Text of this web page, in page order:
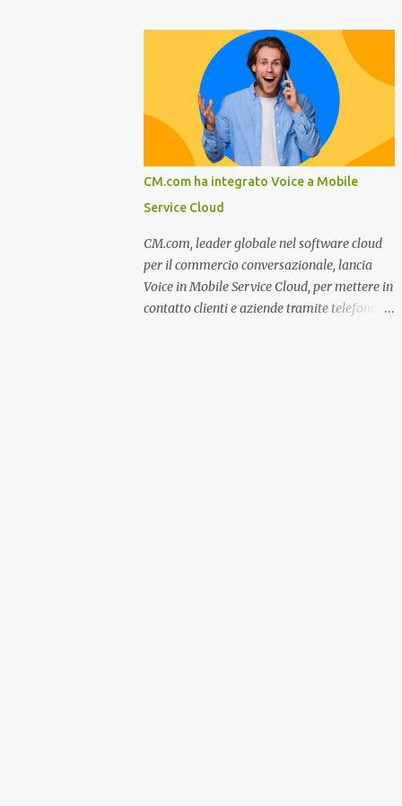
su come rispondere alle aspettative del c...
Novembre e per tutto il mese di Dicembre il
portale e motore di ricerca aziendale
caminisulweb.it , specializzato nel campo
degli impianti di riscaldamento, stufe e
camini, e fumisteria in generale offre la
registrazione gratuita a vantaggio di tutte le
aziende operanti nel settore. E’ possibile
infatti all’interno del sito inserire
gratuitamente i propri dati aziendali,
indirizzi, recapiti, recensione (che verrà
corretta, migliorata e modificata
all’occorrenza da redattori specializzati),
immagini dei prodotti e fino a un massimo
CM.com ha integrato Voice a Mobile
Service Cloud
CM.com, leader globale nel software cloud
per il commercio conversazionale, lancia
Voice in Mobile Service Cloud, per mettere in
contatto clienti e aziende tramite telefono e